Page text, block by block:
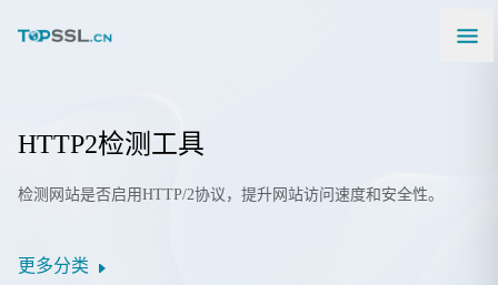
HTTP2检测工具
检测网站是否启用HTTP/2协议，提升网站访问速度和安全性。
更多分类